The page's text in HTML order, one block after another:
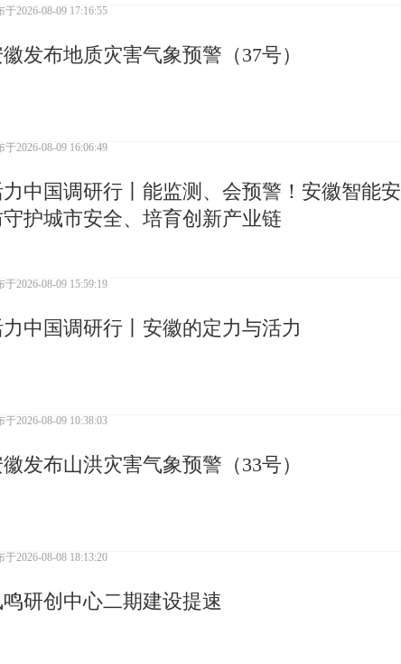
于2026-08-09 17:16:55
发布地质灾害气象预警（37号）
于2026-08-09 16:06:49
中国调研行丨能监测、会预警！安徽智能安
护城市安全、培育创新产业链
于2026-08-09 15:59:19
中国调研行丨安徽的定力与活力
于2026-08-09 10:38:03
发布山洪灾害气象预警（33号）
于2026-08-08 18:13:20
研创中心二期建设提速